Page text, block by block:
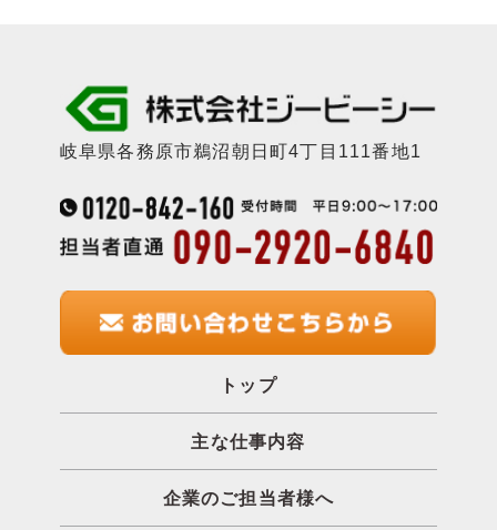
岐阜県各務原市鵜沼朝日町4丁目111番地1
トップ
主な仕事内容
企業のご担当者様へ